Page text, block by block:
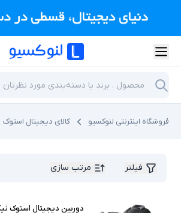
فروشگاه اینترنتی لنوکسیو کالای دیجیتال استوک
فیلتر مرتب سازی